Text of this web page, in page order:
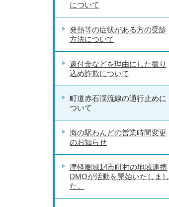
について
発熱等の症状がある方の受診
方法について
還付金などを理由にした振り
込め詐欺について
町道赤石渓流線の通行止めに
ついて
海の駅わんどの営業時間変更
のお知らせ
津軽圏域14市町村の地域連携
DMOが活動を開始いたしまし
た。